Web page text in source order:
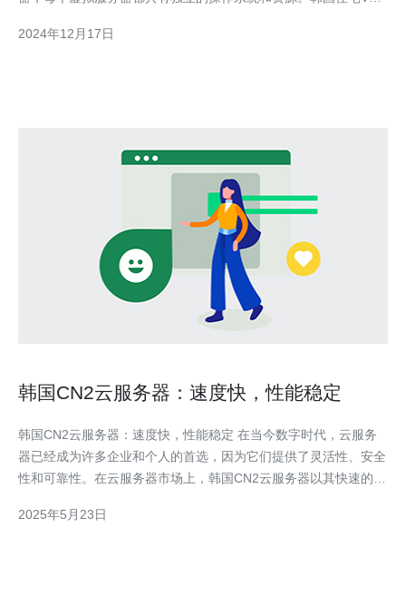
延迟，适合个人用户和小型企业使用。
2024年12月17日
韩国CN2云服务器：速度快，性能稳定
韩国CN2云服务器：速度快，性能稳定 在当今数字时代，云服务
器已经成为许多企业和个人的首选，因为它们提供了灵活性、安全
性和可靠性。在云服务器市场上，韩国CN2云服务器以其快速的速
连接速度而著称。CN2网络是一种高速、稳定的网络，可以提供出
2025年5月23日